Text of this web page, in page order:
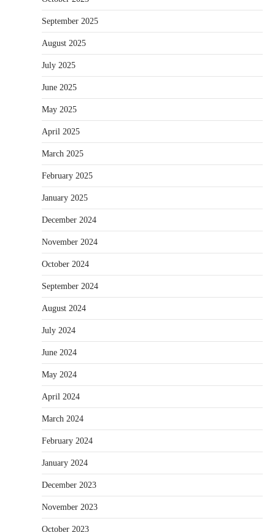
September 2025
August 2025
July 2025
June 2025
May 2025
April 2025
March 2025
February 2025
January 2025
December 2024
November 2024
October 2024
September 2024
August 2024
July 2024
June 2024
May 2024
April 2024
March 2024
February 2024
January 2024
December 2023
November 2023
October 2023